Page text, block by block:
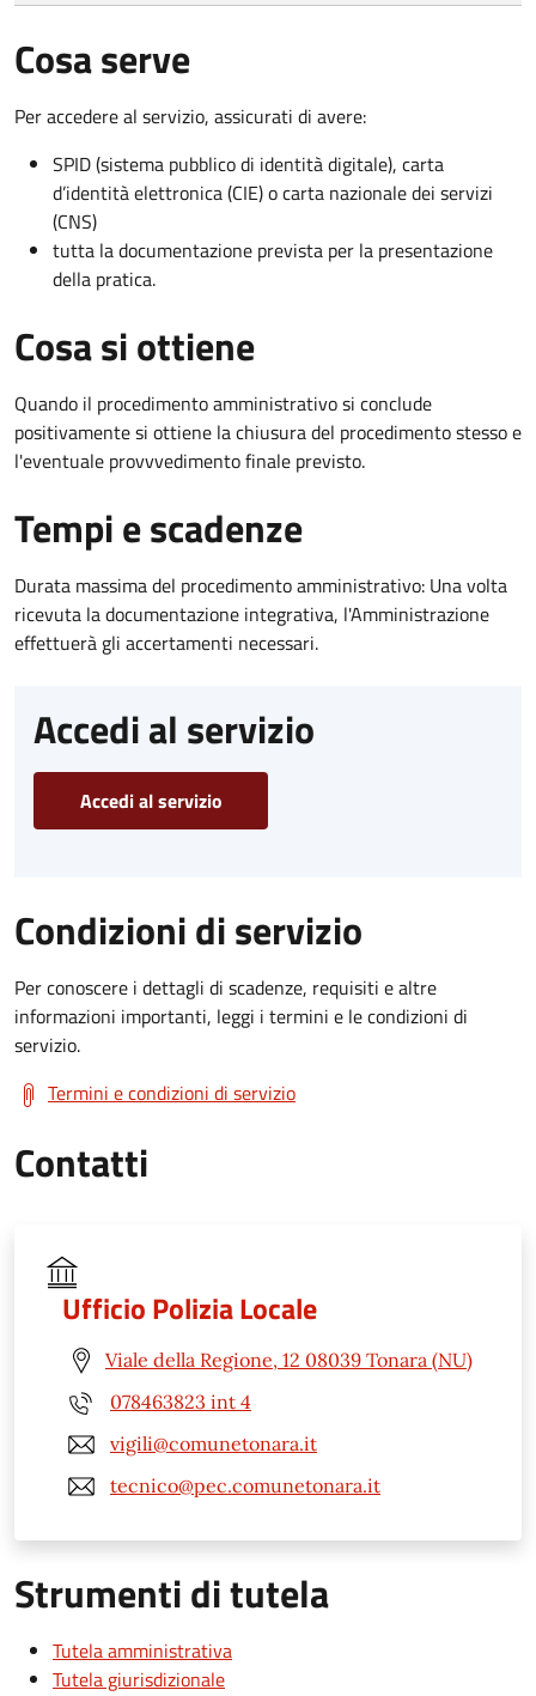
Cosa serve
Per accedere al servizio, assicurati di avere:
SPID (sistema pubblico di identità digitale), carta
d’identità elettronica (CIE) o carta nazionale dei servizi
(CNS)
tutta la documentazione prevista per la presentazione
della pratica.
Cosa si ottiene
Quando il procedimento amministrativo si conclude
positivamente si ottiene la chiusura del procedimento stesso e
l'eventuale provvvedimento finale previsto.
Tempi e scadenze
Durata massima del procedimento amministrativo: Una volta
ricevuta la documentazione integrativa, l'Amministrazione
effettuerà gli accertamenti necessari.
Accedi al servizio
Accedi al servizio
Condizioni di servizio
Per conoscere i dettagli di scadenze, requisiti e altre
informazioni importanti, leggi i termini e le condizioni di
servizio.
Termini e condizioni di servizio
Contatti
Ufficio Polizia Locale
Viale della Regione, 12 08039 Tonara (NU)
078463823 int 4
vigili@comunetonara.it
tecnico@pec.comunetonara.it
Strumenti di tutela
Tutela amministrativa
Tutela giurisdizionale